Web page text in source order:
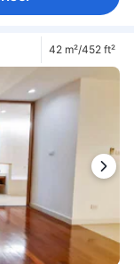
42 m²/452 ft²